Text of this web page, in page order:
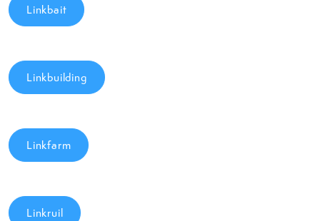
Linkbait
Linkbuilding
Linkfarm
Linkruil